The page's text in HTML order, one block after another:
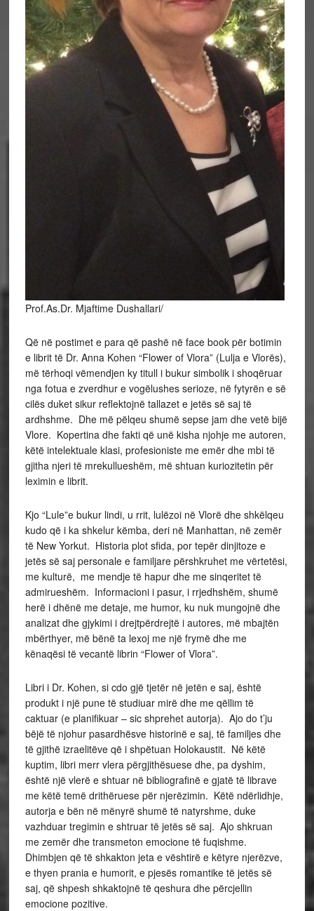
Prof.As.Dr. Mjaftime Dushallari/
Që në postimet e para që pashë në face book për botimin
e librit të Dr. Anna Kohen “Flower of Vlora” (Lulja e Vlorës),
më tërhoqi vëmendjen ky titull i bukur simbolik i shoqëruar
nga fotua e zverdhur e vogëlushes serioze, në fytyrën e së
cilës duket sikur reflektojnë tallazet e jetës së saj të
ardhshme. Dhe më pëlqeu shumë sepse jam dhe vetë bijë
Vlore. Kopertina dhe fakti që unë kisha njohje me autoren,
këtë intelektuale klasi, profesioniste me emër dhe mbi të
gjitha njeri të mrekullueshëm, më shtuan kuriozitetin për
leximin e librit.
Kjo “Lule”e bukur lindi, u rrit, lulëzoi në Vlorë dhe shkëlqeu
kudo që i ka shkelur këmba, deri në Manhattan, në zemër
të New Yorkut. Historia plot sfida, por tepër dinjitoze e
jetës së saj personale e familjare përshkruhet me vërtetësi,
me kulturë, me mendje të hapur dhe me sinqeritet të
admirueshëm. Informacioni i pasur, i rrjedhshëm, shumë
herë i dhënë me detaje, me humor, ku nuk mungojnë dhe
analizat dhe gjykimi i drejtpërdrejtë i autores, më mbajtën
mbërthyer, më bënë ta lexoj me një frymë dhe me
kënaqësi të vecantë librin “Flower of Vlora”.
Libri i Dr. Kohen, si cdo gjë tjetër në jetën e saj, është
produkt i një pune të studiuar mirë dhe me qëllim të
caktuar (e planifikuar – sic shprehet autorja). Ajo do t’ju
bëjë të njohur pasardhësve historinë e saj, të familjes dhe
të gjithë izraelitëve që i shpëtuan Holokaustit. Në këtë
kuptim, libri merr vlera përgjithësuese dhe, pa dyshim,
është një vlerë e shtuar në bibliografinë e gjatë të librave
me këtë temë drithëruese për njerëzimin. Këtë ndërlidhje,
autorja e bën në mënyrë shumë të natyrshme, duke
vazhduar tregimin e shtruar të jetës së saj. Ajo shkruan
me zemër dhe transmeton emocione të fuqishme.
Dhimbjen që të shkakton jeta e vështirë e këtyre njerëzve,
e thyen prania e humorit, e pjesës romantike të jetës së
saj, që shpesh shkaktojnë të qeshura dhe përcjellin
emocione pozitive.